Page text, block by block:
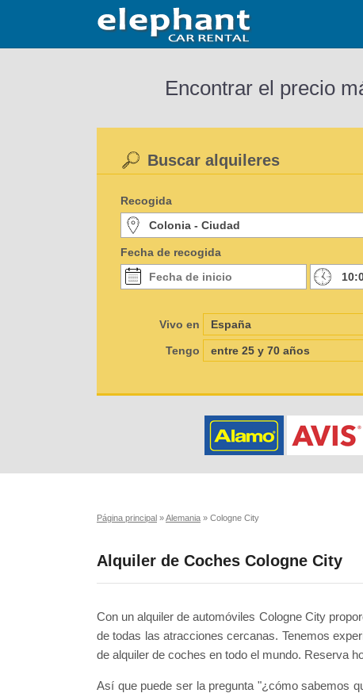
Encontrar el precio
Buscar alquileres
Recogida
Fecha de recogida
Vivo en
Tengo
Página principal »Alemania » Cologne City
Alquiler de Coches Cologne City
Con un alquiler de automóviles Cologne City
de todas las atracciones cercanas. Tenemos
de alquiler de coches en todo el mundo. Reserva
Así que puede ser la pregunta "¿cómo sabemos